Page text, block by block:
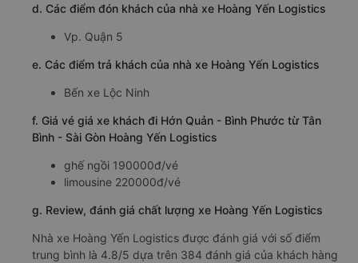
d. Các điểm đón khách của nhà xe Hoàng Yến Logistics
Vp. Quận 5
e. Các điểm trả khách của nhà xe Hoàng Yến Logistics
Bến xe Lộc Ninh
f. Giá vé giá xe khách đi Hớn Quản - Bình Phước từ Tân
Bình - Sài Gòn Hoàng Yến Logistics
ghế ngồi 190000đ/vé
limousine 220000đ/vé
g. Review, đánh giá chất lượng xe Hoàng Yến Logistics
Nhà xe Hoàng Yến Logistics được đánh giá với số điểm
trung bình là 4.8/5 dựa trên 384 đánh giá của khách hàng